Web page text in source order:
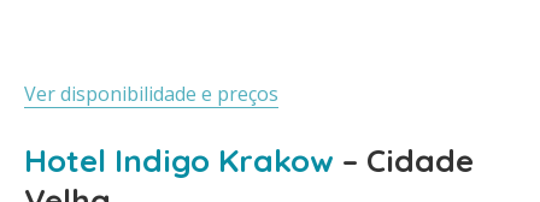
Ver disponibilidade e preços
Hotel Indigo Krakow – Cidade